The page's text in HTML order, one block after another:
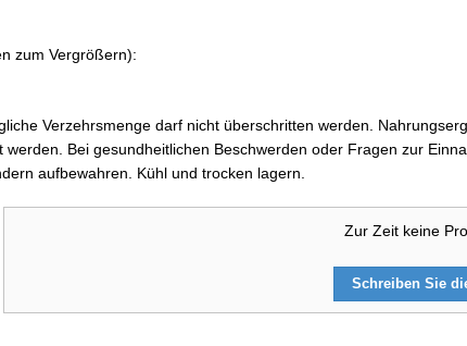
zum Vergrößern):
Verzehrsmenge darf nicht überschritten werden.
Bei gesundheitlichen Beschwerden oder Fragen zur
aufbewahren. Kühl und trocken lagern.
Zur Zeit keine
Schreiben Sie